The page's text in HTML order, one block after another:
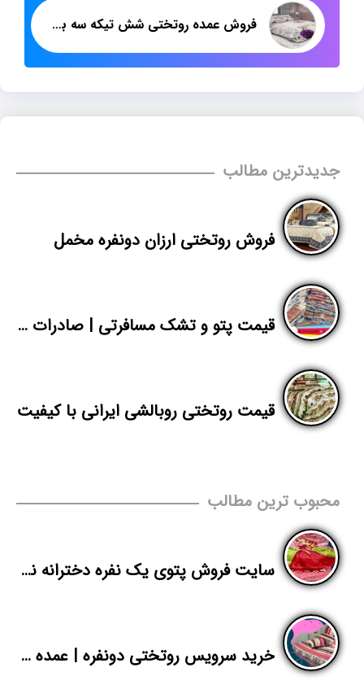
فروش عمده روتختی شش تیکه سه بعدی در تهران
جدیدترین مطالب
فروش روتختی ارزان دونفره مخمل
قیمت پتو و تشک مسافرتی | صادرات انواع تشک مسافرتی اصفهان | پاندا
قیمت روتختی روبالشی ایرانی با کیفیت
محبوب ترین مطالب
سایت فروش پتوی یک نفره دخترانه نرمینه
خرید سرویس روتختی دونفره | عمده فروشی روتختی عروس از تولیدی تهران